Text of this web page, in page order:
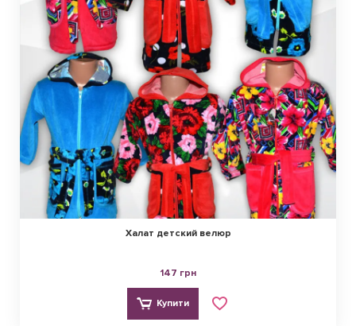
Халат детский велюр
147 грн
Купити